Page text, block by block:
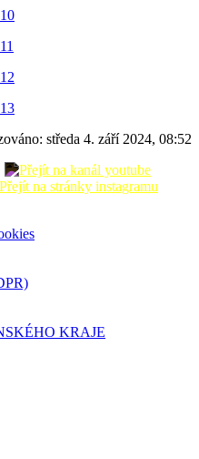
středa 4. září 2024, 08:52
KRAJE